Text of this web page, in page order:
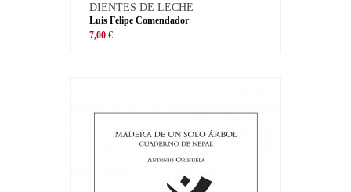
DIENTES DE LECHE
Luis Felipe Comendador
7,00 €